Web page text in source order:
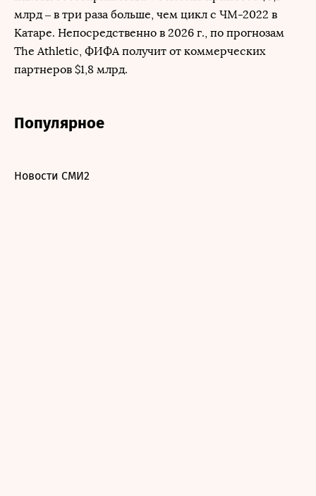
млрд – в три раза больше, чем цикл с ЧМ-2022 в
Катаре. Непосредственно в 2026 г., по прогнозам
The Athletic, ФИФА получит от коммерческих
партнеров $1,8 млрд.
Популярное
Новости СМИ2